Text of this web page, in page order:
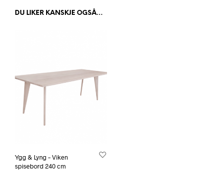
DU LIKER KANSKJE OGSÅ…
Ygg & Lyng – Viken
spisebord 240 cm